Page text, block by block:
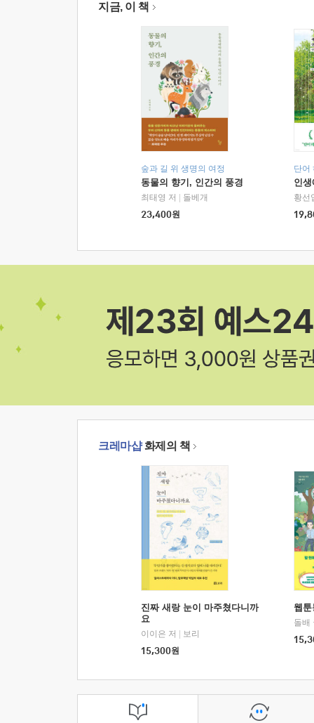
지금, 이 책
숲과 길 위 생명의 여정
동물의 향기, 인간의 풍경
최태영 저
돌베개
23,400원
단어
인
황선
크레마샵화제의 책
진짜 새랑 눈이 마주쳤다니까
요
이이은 저
보리
15,300원
웹
돌배